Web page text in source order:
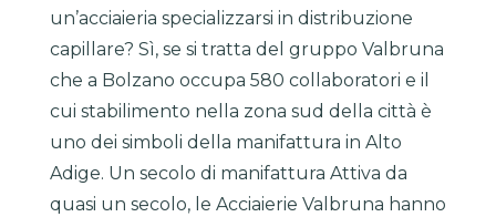
un’acciaieria specializzarsi in distribuzione
capillare? Sì, se si tratta del gruppo Valbruna
che a Bolzano occupa 580 collaboratori e il
cui stabilimento nella zona sud della città è
uno dei simboli della manifattura in Alto
Adige. Un secolo di manifattura Attiva da
quasi un secolo, le Acciaierie Valbruna hanno